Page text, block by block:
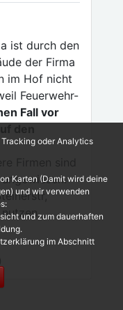
ist durch den
der Firma
im Hof nicht
Feuerwehr-
Fall vor
oder Analytics
Karten (Damit wird deine
und wir verwenden
und zum dauerhaften
im Abschnitt